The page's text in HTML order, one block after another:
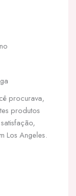
procurava,
produtos
Los Angeles.